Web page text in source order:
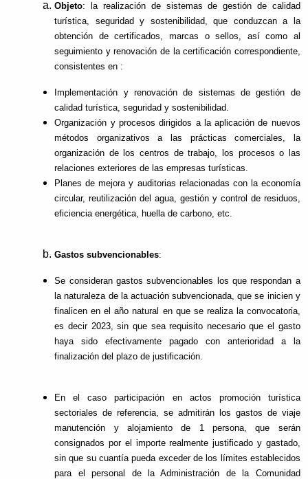
Objeto: la realización de sistemas de gestión de calidad
turística, seguridad y sostenibilidad, que conduzcan a la
obtención de certificados, marcas o sellos, así como al
seguimiento y renovación de la certificación correspondiente,
consistentes en :
Implementación y renovación de sistemas de gestión de
calidad turística, seguridad y sostenibilidad.
Organización y procesos dirigidos a la aplicación de nuevos
métodos organizativos a las prácticas comerciales, la
organización de los centros de trabajo, los procesos o las
relaciones exteriores de las empresas turísticas.
Planes de mejora y auditorias relacionadas con la economía
circular, reutilización del agua, gestión y control de residuos,
eficiencia energética, huella de carbono, etc.
Gastos subvencionables:
Se consideran gastos subvencionables los que respondan a
la naturaleza de la actuación subvencionada, que se inicien y
finalicen en el año natural en que se realiza la convocatoria,
es decir 2023, sin que sea requisito necesario que el gasto
haya sido efectivamente pagado con anterioridad a la
finalización del plazo de justificación.
En el caso participación en actos promoción turística
sectoriales de referencia, se admitirán los gastos de viaje
manutención y alojamiento de 1 persona, que serán
consignados por el importe realmente justificado y gastado,
sin que su cuantía pueda exceder de los límites establecidos
para el personal de la Administración de la Comunidad